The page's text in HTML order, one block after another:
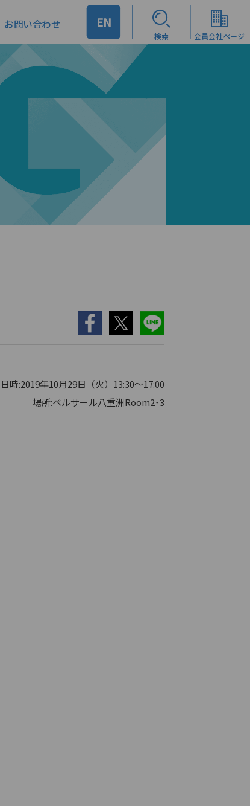
お問い合わせ EN
検索 会員会社ページ
日時:2019年10月29日（火）13:30～17:00
場所:ベルサール八重洲Room2･3